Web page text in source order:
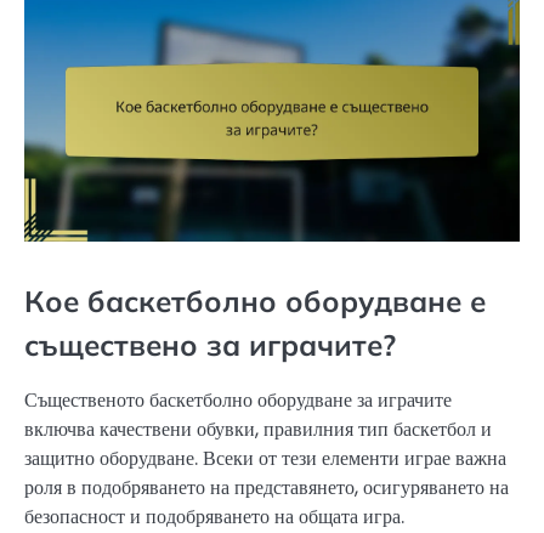
Кое баскетболно оборудване е
съществено за играчите?
Същественото баскетболно оборудване за играчите
включва качествени обувки, правилния тип баскетбол и
защитно оборудване. Всеки от тези елементи играе важна
роля в подобряването на представянето, осигуряването на
безопасност и подобряването на общата игра.